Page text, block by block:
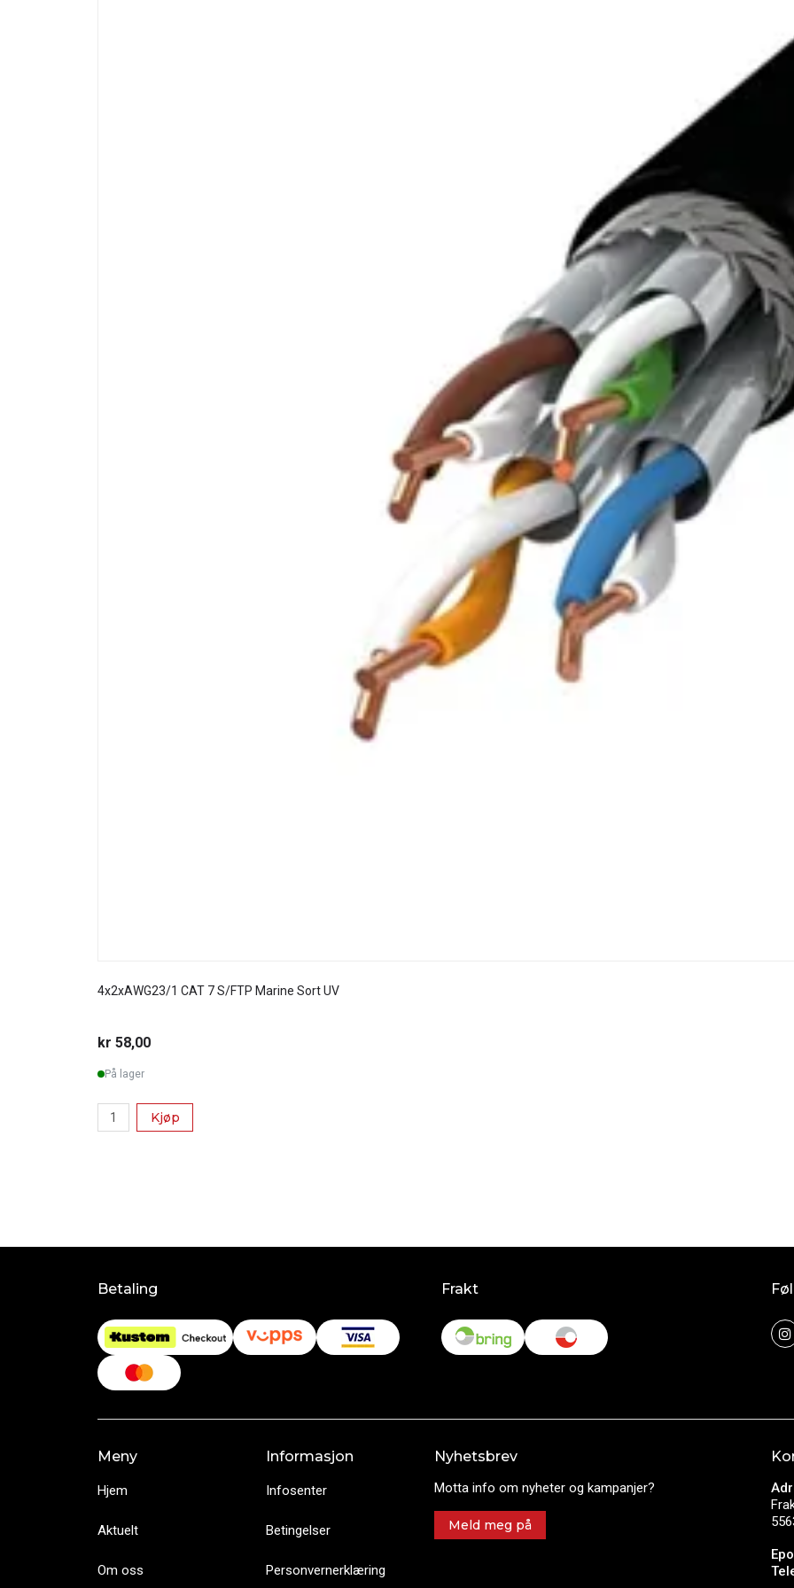
4x2xAWG23/1 CAT 7 S/FTP Marine Sort UV
kr 58,00
På lager
Kjøp
Betaling Frakt
Meny
Hjem
Aktuelt
Om oss
Informasjon
Infosenter
Betingelser
Personvernerklæring
Nyhetsbrev
Motta info om nyheter og kampanjer?
Meld meg på